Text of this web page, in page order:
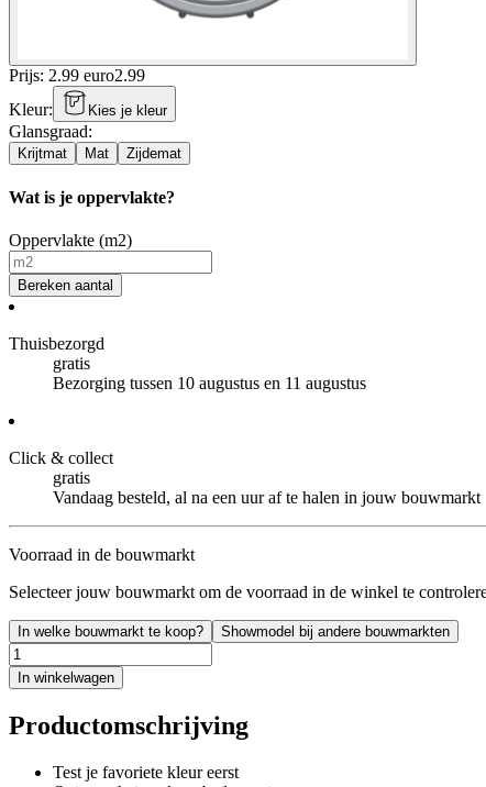
Prijs: 2.99 euro2.99
Kleur: Kies je kleur
Glansgraad:
Krijtmat Mat Zijdemat
Wat is je oppervlakte?
Oppervlakte (m2)
Bereken aantal
Thuisbezorgd
gratis
Bezorging tussen 10 augustus en 11 augustus
Click & collect
gratis
Vandaag besteld, al na een uur af te halen in jouw bouwmarkt
Voorraad in de bouwmarkt
Selecteer jouw bouwmarkt om de voorraad in de winkel te
In welke bouwmarkt te koop? Showmodel bij andere bouwmarkten
In winkelwagen
Productomschrijving
Test je favoriete kleur eerst